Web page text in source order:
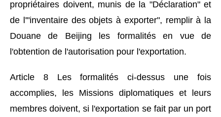
propriétaires doivent, munis de la "Déclaration" et
de l'"inventaire des objets à exporter", remplir à la
Douane de Beijing les formalités en vue de
l'obtention de l'autorisation pour l'exportation.
Article 8 Les formalités ci-dessus une fois
accomplies, les Missions diplomatiques et leurs
membres doivent, si l'exportation se fait par un port